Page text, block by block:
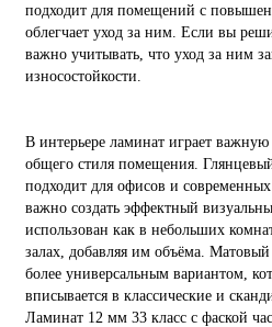
подходит для помещений с
облегчает уход за ним. Если вы
важно учитывать, что уход за ним
износостойкости.
В интерьере ламинат играет важную
общего стиля помещения.
подходит для офисов и
важно создать эффектный
использован как в небольших
залах, добавляя им объёма.
более универсальным вариантом,
вписывается в классические и
Ламинат 12 мм 33 класс с фаской